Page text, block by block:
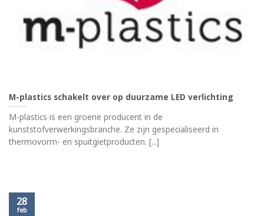
M-plastics schakelt over op duurzame LED verlichting
M-plastics is een groene producent in de
kunststofverwerkingsbranche. Ze zijn gespecialiseerd in
thermovorm- en spuitgietproducten. [...]
28
feb